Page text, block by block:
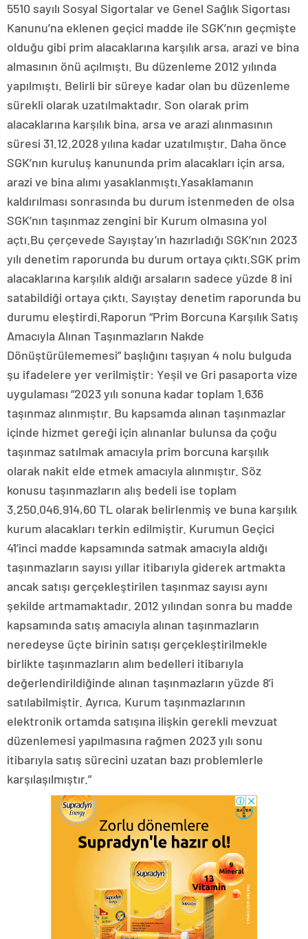
5510 sayılı Sosyal Sigortalar ve Genel Sağlık Sigortası
Kanunu’na eklenen geçici madde ile SGK’nın geçmişte
olduğu gibi prim alacaklarına karşılık arsa, arazi ve bina
almasının önü açılmıştı. Bu düzenleme 2012 yılında
yapılmıştı. Belirli bir süreye kadar olan bu düzenleme
sürekli olarak uzatılmaktadır. Son olarak prim
alacaklarına karşılık bina, arsa ve arazi alınmasının
süresi 31.12.2028 yılına kadar uzatılmıştır. Daha önce
SGK’nın kuruluş kanununda prim alacakları için arsa,
arazi ve bina alımı yasaklanmıştı.Yasaklamanın
kaldırılması sonrasında bu durum istenmeden de olsa
SGK’nın taşınmaz zengini bir Kurum olmasına yol
açtı.Bu çerçevede Sayıştay’ın hazırladığı SGK’nın 2023
yılı denetim raporunda bu durum ortaya çıktı.SGK prim
alacaklarına karşılık aldığı arsaların sadece yüzde 8 ini
satabildiği ortaya çıktı. Sayıştay denetim raporunda bu
durumu eleştirdi.Raporun “Prim Borcuna Karşılık Satış
Amacıyla Alınan Taşınmazların Nakde
Dönüştürülememesi” başlığını taşıyan 4 nolu bulguda
şu ifadelere yer verilmiştir: Yeşil ve Gri pasaporta vize
uygulaması “2023 yılı sonuna kadar toplam 1.636
taşınmaz alınmıştır. Bu kapsamda alınan taşınmazlar
içinde hizmet gereği için alınanlar bulunsa da çoğu
taşınmaz satılmak amacıyla prim borcuna karşılık
olarak nakit elde etmek amacıyla alınmıştır. Söz
konusu taşınmazların alış bedeli ise toplam
3.250.046.914,60 TL olarak belirlenmiş ve buna karşılık
kurum alacakları terkin edilmiştir. Kurumun Geçici
41’inci madde kapsamında satmak amacıyla aldığı
taşınmazların sayısı yıllar itibarıyla giderek artmakta
ancak satışı gerçekleştirilen taşınmaz sayısı aynı
şekilde artmamaktadır. 2012 yılından sonra bu madde
kapsamında satış amacıyla alınan taşınmazların
neredeyse üçte birinin satışı gerçekleştirilmekle
birlikte taşınmazların alım bedelleri itibarıyla
değerlendirildiğinde alınan taşınmazların yüzde 8’i
satılabilmiştir. Ayrıca, Kurum taşınmazlarının
elektronik ortamda satışına ilişkin gerekli mevzuat
düzenlemesi yapılmasına rağmen 2023 yılı sonu
itibarıyla satış sürecini uzatan bazı problemlerle
karşılaşılmıştır.”